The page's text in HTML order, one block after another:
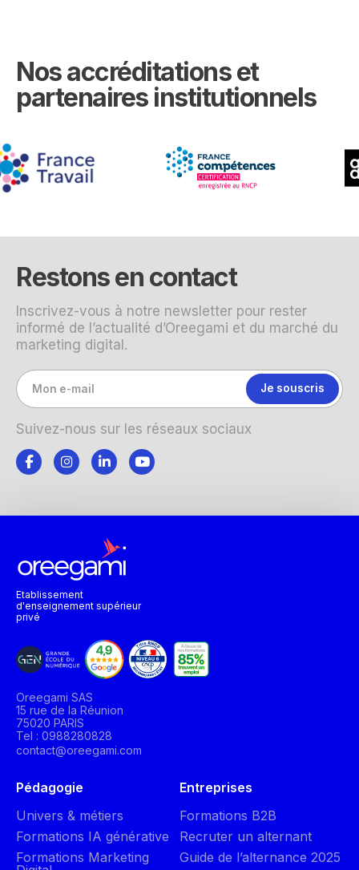
Nos accréditations et
partenaires institutionnels
Restons en contact
Inscrivez-vous à notre newsletter pour rester
informé de l’actualité d’Oreegami et du marché du
marketing digital.
Suivez-nous sur les réseaux sociaux
Etablissement
d'enseignement supérieur
privé
Oreegami SAS
15 rue de la Réunion
75020 PARIS
Tel : 0988280828
contact@oreegami.com
Pédagogie
Univers & métiers
Formations IA générative
Formations Marketing
Entreprises
Formations B2B
Recruter un alternant
Guide de l’alternance 2025